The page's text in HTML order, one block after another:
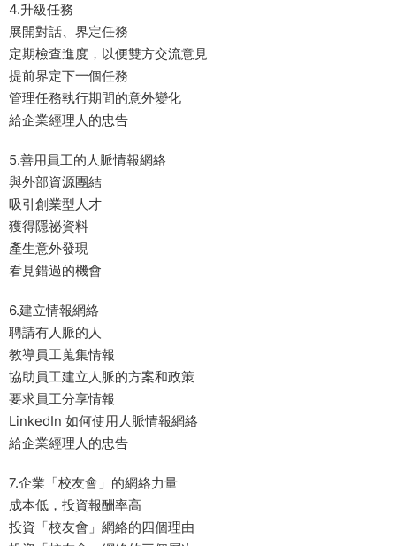
4.升級任務
展開對話、界定任務
定期檢查進度，以便雙方交流意見
提前界定下一個任務
管理任務執行期間的意外變化
給企業經理人的忠告
5.善用員工的人脈情報網絡
與外部資源團結
吸引創業型人才
獲得隱祕資料
產生意外發現
看見錯過的機會
6.建立情報網絡
聘請有人脈的人
教導員工蒐集情報
協助員工建立人脈的方案和政策
要求員工分享情報
LinkedIn 如何使用人脈情報網絡
給企業經理人的忠告
7.企業「校友會」的網絡力量
成本低，投資報酬率高
投資「校友會」網絡的四個理由